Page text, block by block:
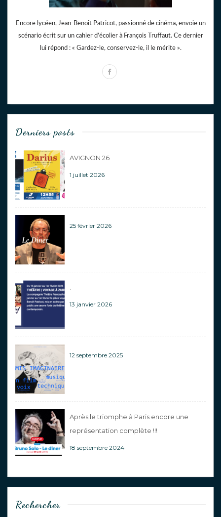
Encore lycéen, Jean-Benoît Patricot, passionné de cinéma, envoie un
scénario écrit sur un cahier d’écolier à François Truffaut. Ce dernier
lui répond : « Gardez-le, conservez-le, il le mérite ».
Derniers posts
AVIGNON 26
1 juillet 2026
25 février 2026
13 janvier 2026
12 septembre 2025
Après le triomphe à Paris encore une
représentation complète !!!
18 septembre 2024
Rechercher